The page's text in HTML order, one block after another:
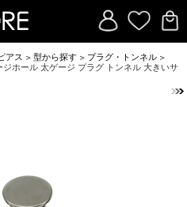
アス >型から探す > プラグ・トンネル >
ジホール 太ゲージ プラグ トンネル 大きいサ